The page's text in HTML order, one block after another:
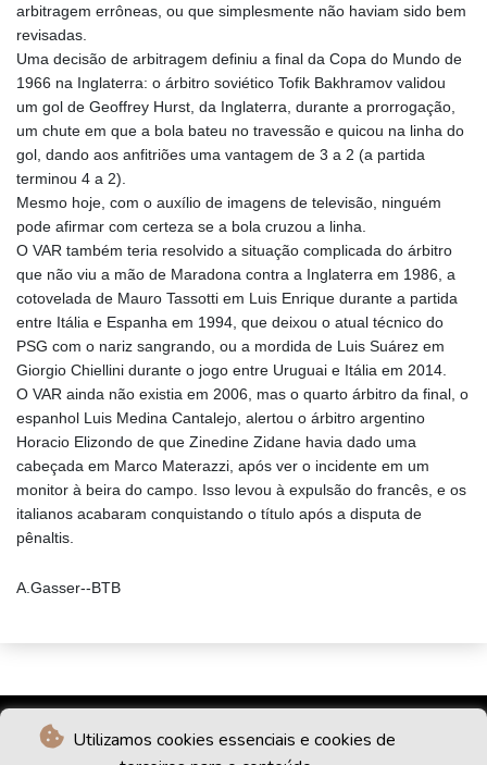
Utilizamos cookies essenciais e cookies de
arbitragem errôneas, ou que simplesmente não haviam sido bem
revisadas.
Uma decisão de arbitragem definiu a final da Copa do Mundo de
1966 na Inglaterra: o árbitro soviético Tofik Bakhramov validou
um gol de Geoffrey Hurst, da Inglaterra, durante a prorrogação,
um chute em que a bola bateu no travessão e quicou na linha do
gol, dando aos anfitriões uma vantagem de 3 a 2 (a partida
terminou 4 a 2).
Mesmo hoje, com o auxílio de imagens de televisão, ninguém
pode afirmar com certeza se a bola cruzou a linha.
O VAR também teria resolvido a situação complicada do árbitro
que não viu a mão de Maradona contra a Inglaterra em 1986, a
cotovelada de Mauro Tassotti em Luis Enrique durante a partida
entre Itália e Espanha em 1994, que deixou o atual técnico do
PSG com o nariz sangrando, ou a mordida de Luis Suárez em
Giorgio Chiellini durante o jogo entre Uruguai e Itália em 2014.
O VAR ainda não existia em 2006, mas o quarto árbitro da final, o
espanhol Luis Medina Cantalejo, alertou o árbitro argentino
Horacio Elizondo de que Zinedine Zidane havia dado uma
cabeçada em Marco Materazzi, após ver o incidente em um
monitor à beira do campo. Isso levou à expulsão do francês, e os
italianos acabaram conquistando o título após a disputa de
pênaltis.
A.Gasser--BTB